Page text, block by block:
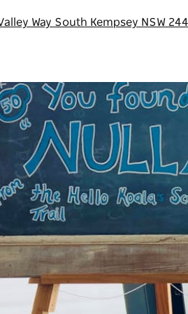
Way South Kempsey NSW